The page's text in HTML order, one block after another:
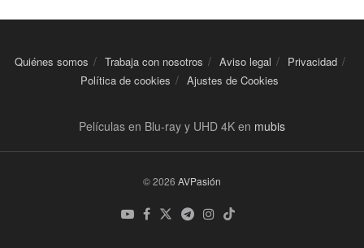
Quiénes somos Trabaja con nosotros Aviso legal
Privacidad
Política de cookies
Ajustes de Cookies
Películas en Blu-ray y UHD 4K en mubis
© 2026 AVPasión